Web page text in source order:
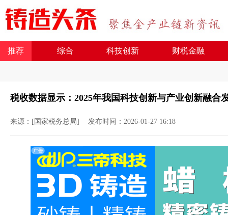
推荐 综合 科技创新 财税金融
税收数据显示：2025年我国科技创新与产业创新融合
来源：[国家税务总局] 发布时间：2026-01-27 16:18